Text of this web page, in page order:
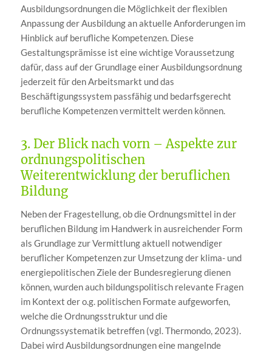
Ausbildungsordnungen die Möglichkeit der flexiblen
Anpassung der Ausbildung an aktuelle Anforderungen im
Hinblick auf berufliche Kompetenzen. Diese
Gestaltungsprämisse ist eine wichtige Voraussetzung
dafür, dass auf der Grundlage einer Ausbildungsordnung
jederzeit für den Arbeitsmarkt und das
Beschäftigungssystem passfähig und bedarfsgerecht
berufliche Kompetenzen vermittelt werden können.
3. Der Blick nach vorn – Aspekte zur
ordnungspolitischen
Weiterentwicklung der beruflichen
Bildung
Neben der Fragestellung, ob die Ordnungsmittel in der
beruflichen Bildung im Handwerk in ausreichender Form
als Grundlage zur Vermittlung aktuell notwendiger
beruflicher Kompetenzen zur Umsetzung der klima- und
energiepolitischen Ziele der Bundesregierung dienen
können, wurden auch bildungspolitisch relevante Fragen
im Kontext der o.g. politischen Formate aufgeworfen,
welche die Ordnungsstruktur und die
Ordnungssystematik betreffen (vgl. Thermondo, 2023).
Dabei wird Ausbildungsordnungen eine mangelnde